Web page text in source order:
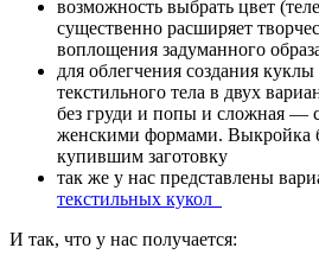
возможность выбрать цвет
существенно расширяет
воплощения задуманного
для облегчения создания
текстильного тела в двух
без груди и попы и сложная —
женскими формами. Выкройка
купившим заготовку
так же у нас представлены
текстильных кукол
И так, что у нас получается: